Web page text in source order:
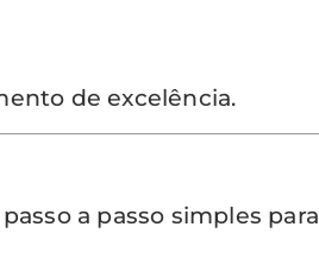
de excelência.
a passo simples para